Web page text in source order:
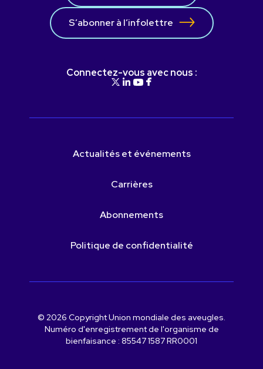
S’abonner à l’infolettre
Connectez-vous avec nous :
Actualités et événements
Carrières
Abonnements
Politique de confidentialité
© 2026 Copyright Union mondiale des aveugles.
Numéro d'enregistrement de l'organisme de
bienfaisance : 85547 1587 RR0001